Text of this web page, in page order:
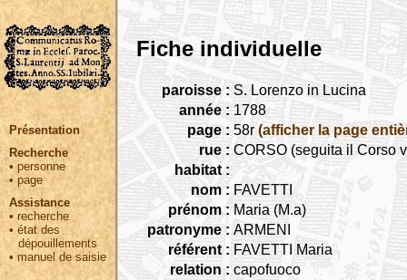
Présentation
Recherche
• personne
•page
Assistance
• recherche
•état des
dépouillements
•manuel de saisie
Fiche individuelle
paroisse : S. Lorenzo in Lucina
année : 1788
page : 58r (afficher la page
rue : CORSO (seguita il Corso
habitat :
nom : FAVETTI
prénom : Maria (M.a)
patronyme : ARMENI
référent : FAVETTI Maria
relation : capofuoco